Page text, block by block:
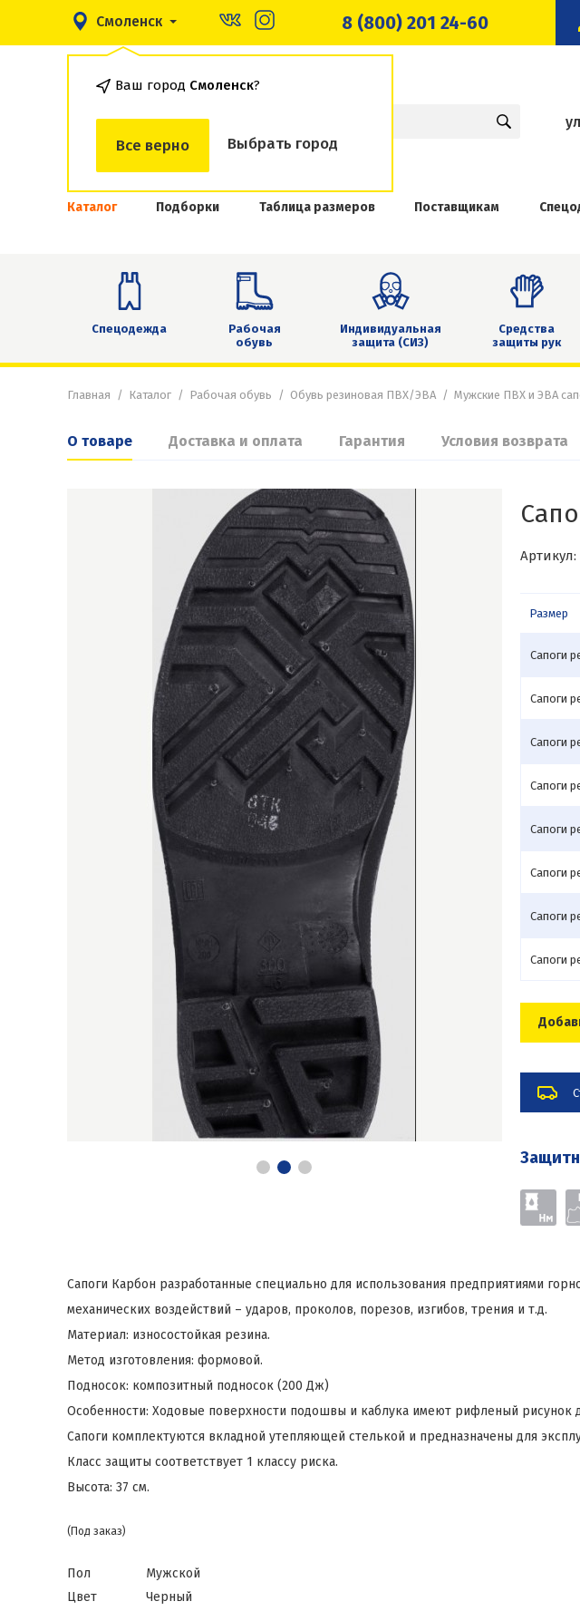
Смоленск
Ваш город Смоленск?
Все верно Выбрать город
8 (800) 201 24-60
Каталог Подборки Таблица размеров Поставщикам
Спецодежда
Рабочая
обувь
Индивидуальная
защита (СИЗ)
Средства
защиты рук
Главная Каталог Рабочая обувь Обувь резиновая ПВХ/ЭВА Мужские ПВХ и ЭВА
О товаре Доставка и оплата Гарантия Условия возврата
Артикул:
Размер
Сапоги
Сапоги
Сапоги
Сапоги
Сапоги
Сапоги
Сапоги
Сапоги
Cапоги Карбон разработанные специально для использования предприятиями
механических воздействий – ударов, проколов, порезов, изгибов, трения и т.д.
Материал: износостойкая резина.
Метод изготовления: формовой.
Подносок: композитный подносок (200 Дж)
Особенности: Ходовые поверхности подошвы и каблука имеют рифленый рисунок
Сапоги комплектуются вкладной утепляющей стелькой и предназначены для
Класс защиты соответствует 1 классу риска.
Высота: 37 см.
(Под заказ)
Пол
Мужской
Цвет
Черный